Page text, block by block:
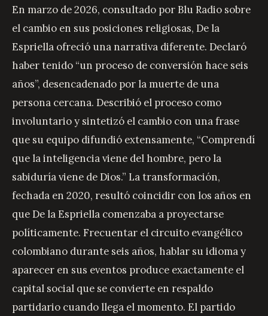
En marzo de 2026, consultado por Blu Radio sobre
el cambio en sus posiciones religiosas, De la
Espriella ofreció una narrativa diferente. Declaró
haber tenido “un proceso de conversión hace seis
años”, desencadenado por la muerte de una
persona cercana. Describió el proceso como
involuntario y sintetizó el cambio con una frase
que su equipo difundió extensamente, “Comprendí
que la inteligencia viene del hombre, pero la
sabiduría viene de Dios.” La transformación,
fechada en 2020, resultó coincidir con los años en
que De la Espriella comenzaba a proyectarse
políticamente. Frecuentar el circuito evangélico
colombiano durante seis años, hablar su idioma y
aparecer en sus eventos produce exactamente el
capital social que se convierte en respaldo
partidario cuando llega el momento. El partido